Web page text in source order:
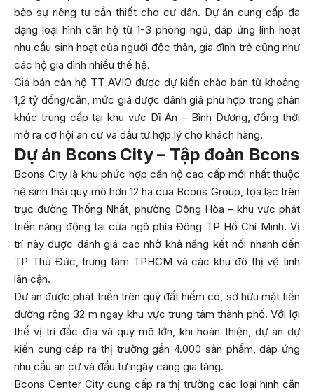
bảo sự riêng tư cần thiết cho cư dân. Dự án cung cấp đa
dạng loại hình căn hộ từ 1-3 phòng ngủ, đáp ứng linh hoạt
nhu cầu sinh hoạt của người độc thân, gia đình trẻ cũng như
các hộ gia đình nhiều thế hệ.
Giá bán căn hộ TT AVIO được dự kiến chào bán từ khoảng
1,2 tỷ đồng/căn, mức giá được đánh giá phù hợp trong phân
khúc trung cấp tại khu vực Dĩ An – Bình Dương, đồng thời
mở ra cơ hội an cư và đầu tư hợp lý cho khách hàng.
Dự án Bcons City – Tập đoàn Bcons
Bcons City là khu phức hợp căn hộ cao cấp mới nhất thuộc
hệ sinh thái quy mô hơn 12 ha của Bcons Group, tọa lạc trên
trục đường Thống Nhất, phường Đông Hòa – khu vực phát
triển năng động tại cửa ngõ phía Đông TP Hồ Chí Minh. Vị
trí này được đánh giá cao nhờ khả năng kết nối nhanh đến
TP Thủ Đức, trung tâm TPHCM và các khu đô thị vệ tinh
lân cận.
Dự án được phát triển trên quỹ đất hiếm có, sở hữu mặt tiền
đường rộng 32 m ngay khu vực trung tâm thành phố. Với lợi
thế vị trí đắc địa và quy mô lớn, khi hoàn thiện, dự án dự
kiến cung cấp ra thị trường gần 4.000 sản phẩm, đáp ứng
nhu cầu an cư và đầu tư ngày càng gia tăng.
Bcons Center City cung cấp ra thị trường các loại hình căn